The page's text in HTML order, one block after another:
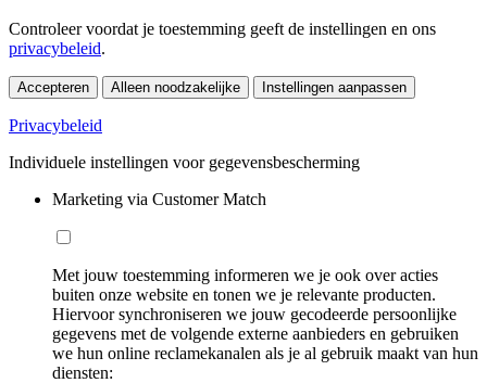
Controleer voordat je toestemming geeft de instellingen en ons
privacybeleid.
Accepteren Alleen noodzakelijke Instellingen aanpassen
Privacybeleid
Individuele instellingen voor gegevensbescherming
Marketing via Customer Match
Met jouw toestemming informeren we je ook over acties
buiten onze website en tonen we je relevante producten.
Hiervoor synchroniseren we jouw gecodeerde persoonlijke
gegevens met de volgende externe aanbieders en gebruiken
we hun online reclamekanalen als je al gebruik maakt van hun
diensten: